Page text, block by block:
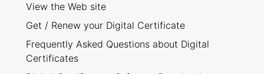
View the Web site
Get / Renew your Digital Certificate
Frequently Asked Questions about Digital
Certificates